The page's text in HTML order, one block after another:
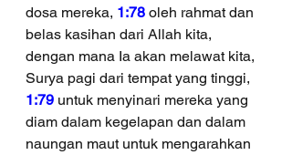
dosa mereka, 1:78 oleh rahmat dan
belas kasihan dari Allah kita,
dengan mana Ia akan melawat kita,
Surya pagi dari tempat yang tinggi,
1:79 untuk menyinari mereka yang
diam dalam kegelapan dan dalam
naungan maut untuk mengarahkan